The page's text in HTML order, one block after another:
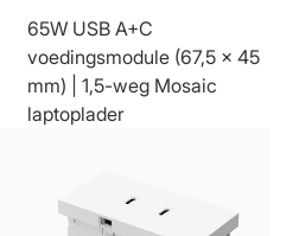
65W USB A+C
voedingsmodule (67,5 x 45
mm) | 1,5-weg Mosaic
laptoplader